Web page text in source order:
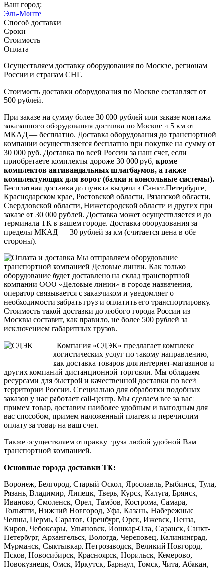
Ваш город:
Эль-Монте
Способ доставки
Сроки
Стоимость
Оплата
Осуществляем доставку оборудования по Москве, регионам
России и странам СНГ.
Стоимость доставки оборудования по Москве составляет от
500 рублей.
При заказе на сумму более 30 000 рублей или заказе монтажа
заказанного оборудования доставка по Москве и 5 км от
МКАД — бесплатно. Доставка оборудования до транспортной
компании осуществляется бесплатно при покупке на сумму от
30 000 руб. Доставка по всей России за наш счет, если
приобретаете комплекты дороже 30 000 руб, кроме
комплектов антивандальных шлагбаумов, а также
комплектующих для ворот (балки и консольные системы).
Бесплатная доставка до пункта выдачи в Санкт-Петербурге,
Краснодарском крае, Ростовской области, Рязанской области,
Свердловской области, Нижегородской области и других при
заказе от 30 000 рублей. Доставка может осуществляется и до
терминала ТК в вашем городе. Доставка оборудования за
пределы МКАД — 30 рублей за км (считается цена в обе
стороны).
Мы отправляем оборудование
транспортной компанией Деловые линии. Как только
оборудование будет доставлено на склад транспортной
компании ООО «Деловые линии» в городе назначения,
оператор связывается с заказчиком и уведомляет о
необходимости забрать груз и оплатить его транспортировку.
Стоимость такой доставки до любого города России из
Москвы составит, как правило, не более 500 рублей за
исключением габаритных грузов.
Компания «СДЭК» предлагает комплекс
логистических услуг по такому направлению,
как доставка товаров для интернет-магазинов и
других компаний дистанционной торговли. Мы обладаем
ресурсами для быстрой и качественной доставки по всей
территории России. Специально для обработки подобных
заказов у нас работает call-центр. Мы сделаем все за вас:
примем товар, доставим наиболее удобным и выгодным для
вас способом, примем наложенный платеж и перечислим
оплату за товар на ваш счет.
Также осуществляем отправку груза любой удобной Вам
транспортной компанией.
Основные города доставки ТК:
Воронеж, Белгород, Старый Оскол, Ярославль, Рыбинск, Тула,
Рязань, Владимир, Липецк, Тверь, Курск, Калуга, Брянск,
Иваново, Смоленск, Орел, Тамбов, Кострома, Самара,
Тольятти, Нижний Новгород, Уфа, Казань, Набережные
Челны, Пермь, Саратов, Оренбург, Орск, Ижевск, Пенза,
Киров, Чебоксары, Ульяновск, Йошкар-Ола, Саранск, Санкт-
Петербург, Архангельск, Вологда, Череповец, Калининград,
Мурманск, Сыктывкар, Петрозаводск, Великий Новгород,
Псков, Новосибирск, Красноярск, Норильск, Кемерово,
Новокузнецк, Омск, Иркутск, Барнаул, Томск, Чита, Абакан,